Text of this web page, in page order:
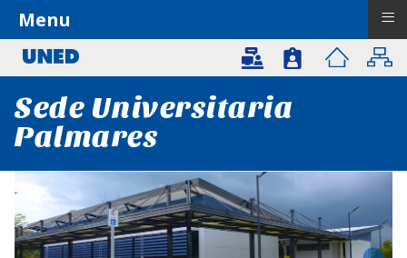
Sede Universitaria
Palmares
Menu ≡